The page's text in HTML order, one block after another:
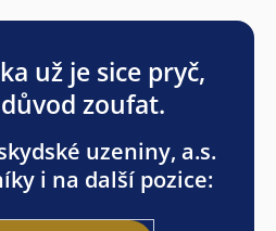
už je sice pryč,
zoufat.
uzeniny, a.s.
i na další pozice: